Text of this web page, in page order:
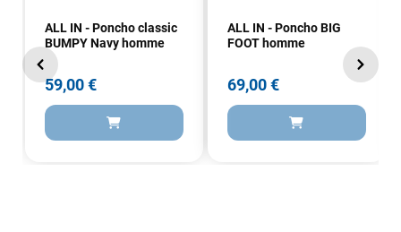
ALL IN - Poncho classic
BUMPY Navy homme
59,00 €
ALL IN - Poncho BIG
FOOT homme
69,00 €
propre et soigné. Plus qu’à tester ça sur l’eau ! Je
recommande vivement ce magasin pour son
professionnalisme et sa réactivité.
Sébastien BACHELIER
il y a un mois